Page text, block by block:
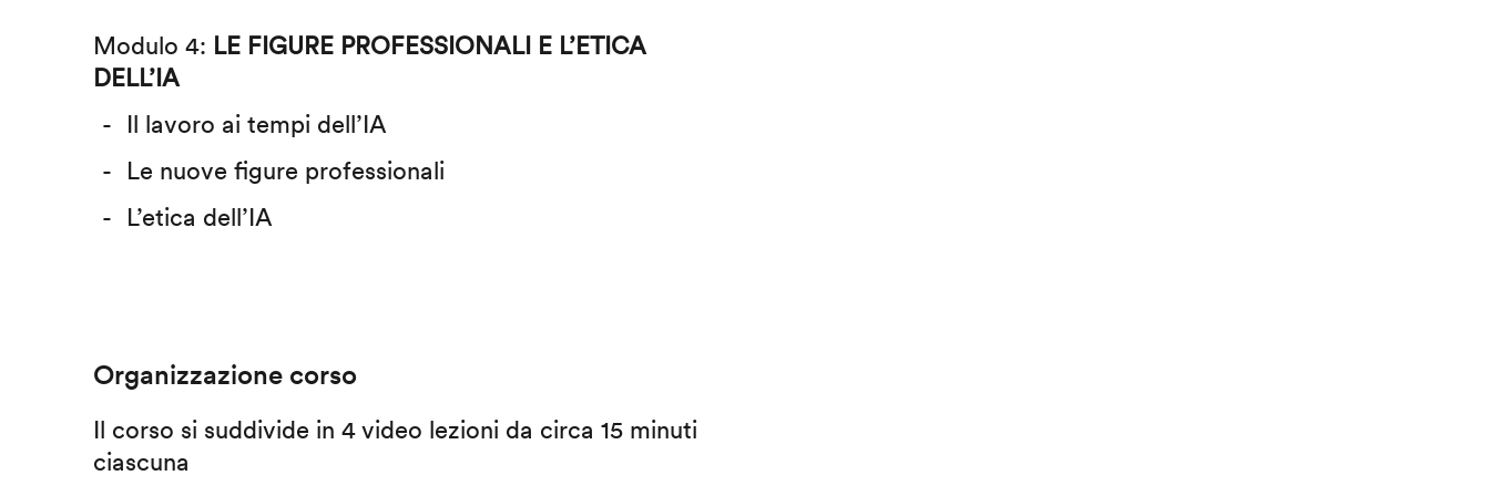
Modulo 4: LE FIGURE PROFESSIONALI E L’ETICA
DELL’IA
Il lavoro ai tempi dell’IA
Le nuove figure professionali
L’etica dell’IA
Organizzazione corso
Il corso si suddivide in 4 video lezioni da circa 15 minuti
ciascuna